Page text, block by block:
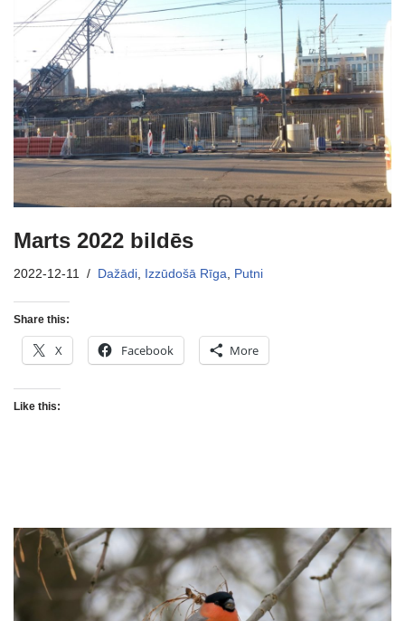
Marts 2022 bildēs
2022-12-11 Dažādi, Izzūdošā Rīga, Putni
Share this:
X Facebook More
Like this: